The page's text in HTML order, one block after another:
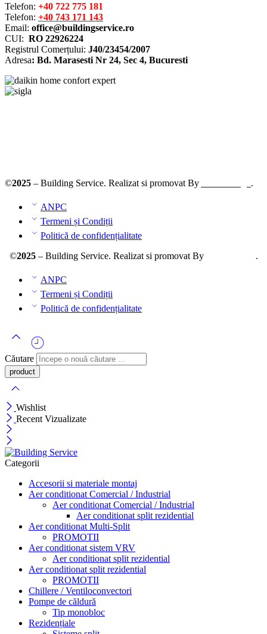
Telefon: +40 722 775 181
Telefon: +40 743 171 143
Email: office@buildingservice.ro
CUI: RO 22926224
Registrul Comerțului: J40/23454/2007
Adresa: Bd. Marasesti Nr 24, Sec 4, Bucuresti
©2025 – Building Service. Realizat si promovat By .
ANPC
Termeni și Condiții
Politică de confidențialitate
©2025– Building Service. Realizat si promovat By .
ANPC
Termeni și Condiții
Politică de confidențialitate
Căutare
Wishlist
Recent Vizualizate
Categorii
Accesorii si materiale montaj
Aer conditionat Comercial / Industrial
Aer conditionat Comercial / Industrial
Aer conditionat split rezidential
Aer conditionat Multi-Split
PROMOTII
Aer conditionat sistem VRV
Aer conditionat split rezidential
Aer conditionat split rezidential
PROMOTII
Chillere / Ventiloconvectori
Pompe de căldură
Tip monobloc
Rezidențiale